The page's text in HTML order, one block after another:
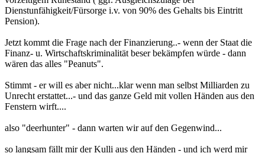
Dienstunfähigkeit/Fürsorge i.v. von 90% des Gehalts bis Eintritt
Pension).
Jetzt kommt die Frage nach der Finanzierung..- wenn der Staat die
Finanz- u. Wirtschaftskriminalität beser bekämpfen würde - dann
wären das alles "Peanuts".
Stimmt - er will es aber nicht...klar wenn man selbst Milliarden zu
Unrecht erstattet...- und das ganze Geld mit vollen Händen aus den
Fenstern wirft....
also "deerhunter" - dann warten wir auf den Gegenwind...
so langsam fällt mir der Kulli aus den Händen - und ich werd mir